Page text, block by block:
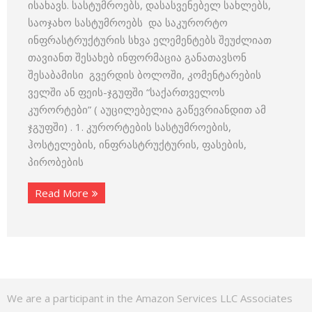
ისახავს. სასტუმროებს, დასასვენებელ სახლებს,
საოჯახო სასტუმროებს და საკურორტო
ინფრასტრუქტურის სხვა ელემენტებს შეუძლიათ
თავიანთ შესახებ ინფორმაცია განათავსონ
შესაბამისი გვერდის ბოლოში, კომენტარების
ველში ან ფეის-ჯგუფში “საქართველოს
კურორტები” ( აუცილებელია გაწევრიანდით ამ
ჯგუფში) . 1. კურორტების სასტუმროების,
ჰოსტელების, ინფრასტრუქტურის, ფასების,
პირობების
Read More
We are a participant in the Amazon Services LLC Associates